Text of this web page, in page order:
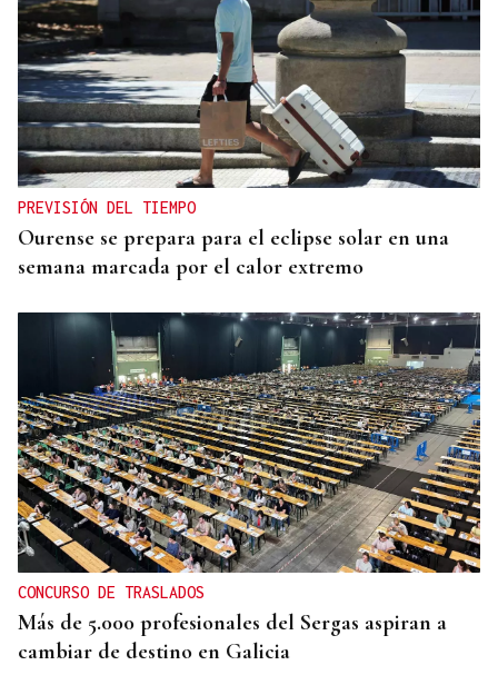
PREVISIÓN DEL TIEMPO
Ourense se prepara para el eclipse solar en una
semana marcada por el calor extremo
CONCURSO DE TRASLADOS
Más de 5.000 profesionales del Sergas aspiran a
cambiar de destino en Galicia